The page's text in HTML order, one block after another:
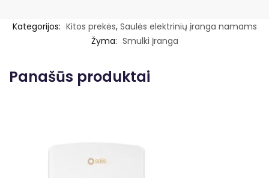
Kategorijos: Kitos prekės, Saulės elektrinių įranga namams
Žyma: Smulki Įranga
Panašūs produktai